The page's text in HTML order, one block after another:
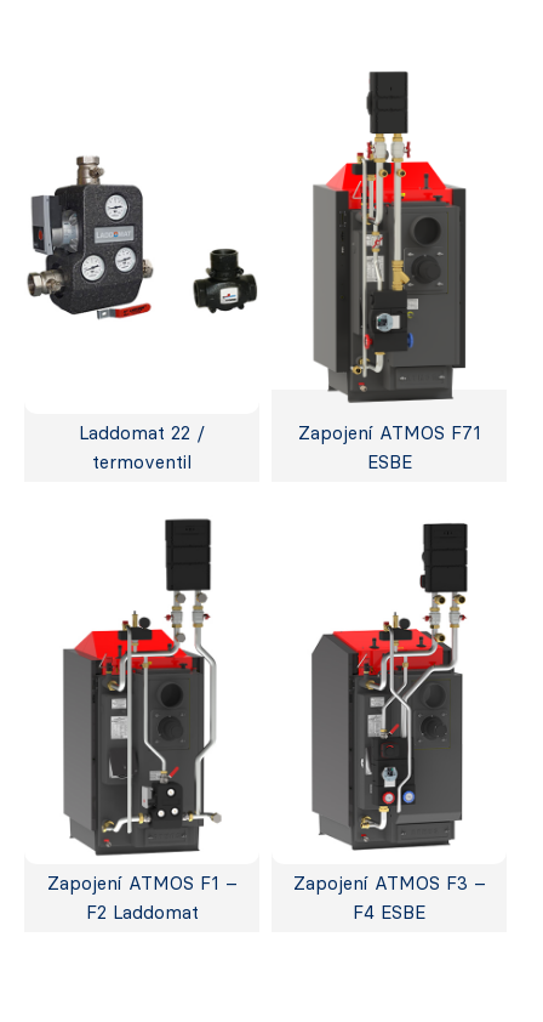
Laddomat 22 /
termoventil
Zapojení ATMOS F71
ESBE
Zapojení ATMOS F1 –
F2 Laddomat
Zapojení ATMOS F3 –
F4 ESBE